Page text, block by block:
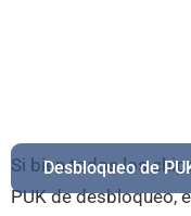
Desbloqueo de
Si bien todos los
PUK de desbloqueo,